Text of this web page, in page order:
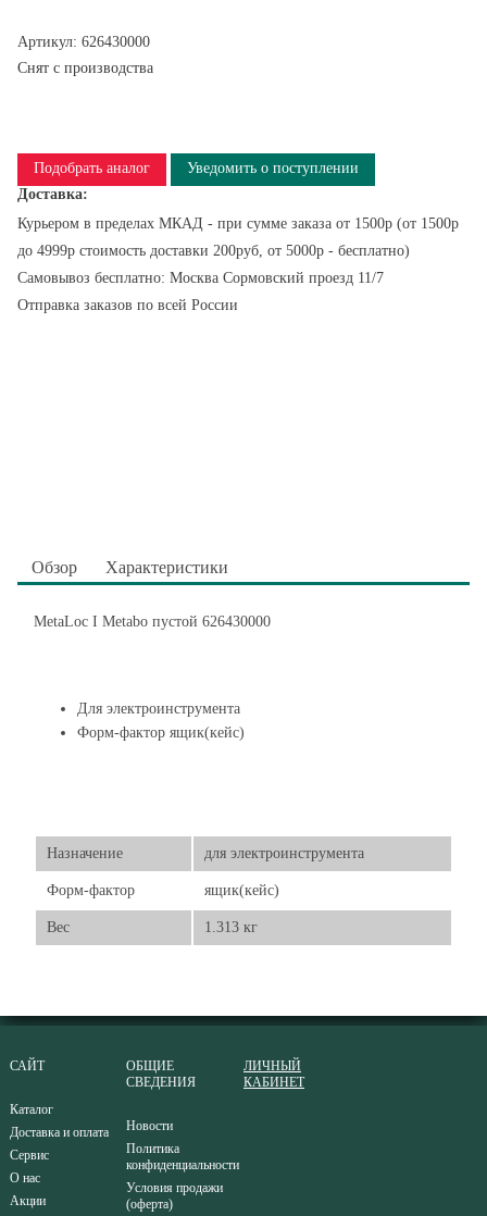
Артикул: 626430000
Снят с производства
Подобрать аналог
Уведомить о поступлении
Доставка:
Курьером в пределах МКАД - при сумме заказа от 1500р (от 1500р
до 4999р стоимость доставки 200руб, от 5000р - бесплатно)
Самовывоз бесплатно: Москва Сормовский проезд 11/7
Отправка заказов по всей России
Обзор Характеристики
MetaLoc I Metabo пустой 626430000
Для электроинструмента
Форм-фактор ящик(кейс)
Назначение для электроинструмента
Форм-фактор ящик(кейс)
Вес 1.313 кг
САЙТ
Каталог
Доставка и оплата
Сервис
О нас
Акции
ОБЩИЕ
СВЕДЕНИЯ
Новости
Политика
конфиденциальности
Условия продажи
(оферта)
ЛИЧНЫЙ
КАБИНЕТ